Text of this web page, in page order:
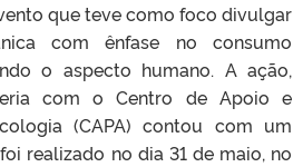
que teve como foco divulgar
com ênfase no consumo
o aspecto humano. A ação,
com o Centro de Apoio e
(CAPA) contou com um
realizado no dia 31 de maio, no